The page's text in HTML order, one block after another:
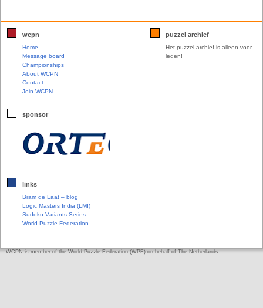
wcpn
Home
Message board
Championships
About WCPN
Contact
Join WCPN
sponsor
links
Bram de Laat – blog
Logic Masters India (LMI)
Sudoku Variants Series
World Puzzle Federation
puzzel archief
Het puzzel archief is alleen voor
leden!
WCPN is member of the World Puzzle Federation (WPF) on behalf of The Netherlands.